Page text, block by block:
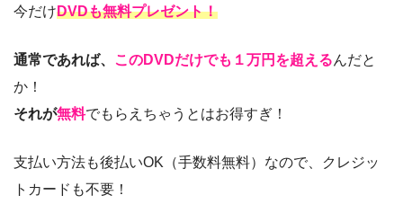
今だけDVDも無料プレゼント！
通常であれば、 このDVDだけでも１万円を超えるんだと
か！
それが無料でもらえちゃうとはお得すぎ！
支払い方法も後払いOK（手数料無料）なので、クレジッ
トカードも不要！